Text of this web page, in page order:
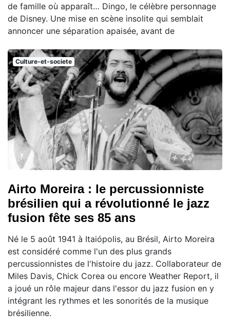
de famille où apparaît… Dingo, le célèbre personnage
de Disney. Une mise en scène insolite qui semblait
annoncer une séparation apaisée, avant de
Culture-et-societe
Airto Moreira : le percussionniste
brésilien qui a révolutionné le jazz
fusion fête ses 85 ans
Né le 5 août 1941 à Itaiópolis, au Brésil, Airto Moreira
est considéré comme l'un des plus grands
percussionnistes de l'histoire du jazz. Collaborateur de
Miles Davis, Chick Corea ou encore Weather Report, il
a joué un rôle majeur dans l'essor du jazz fusion en y
intégrant les rythmes et les sonorités de la musique
brésilienne.